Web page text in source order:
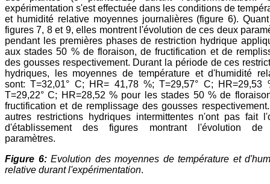
expérimentation s'est effectuée dans les conditions de
et humidité relative moyennes journalières (figure 6).
figures 7, 8 et 9, elles montrent l'évolution de ces deux
pendant les premières phases de restriction hydrique
aux stades 50 % de floraison, de fructification et de
des gousses respectivement. Durant la période de ces
hydriques, les moyennes de température et d'humidité
sont: T=32,01° C; HR= 41,78 %; T=29,57° C; HR=29,53
T=29,22° C; HR=28,52 % pour les stades 50 % de
fructification et de remplissage des gousses
autres restrictions hydriques intermittentes n'ont pas fait
d'établissement des figures montrant l'évolution de
paramètres.
Figure 6:Evolution des moyennes de température et
relative durant l'expérimentation.